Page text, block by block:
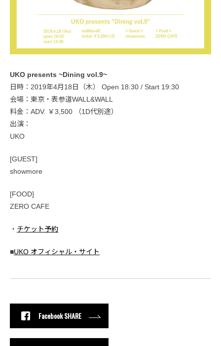
UKO presents ~Dining vol.9~
日時：2019年4月18日（木） Open 18:30 / Start 19:30
会場：東京・表参道WALL&WALL
料金：ADV. ￥3,500 （1D代別途）
出演：
UKO
[GUEST]
showmore
[FOOD]
ZERO CAFE
・ チケット予約
■UKO オフィシャル・サイト
Facebook SHARE